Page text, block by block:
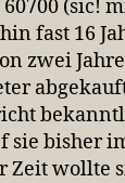
60700 (sic!
fast 16
zwei
sie bisher
Zeit wollte